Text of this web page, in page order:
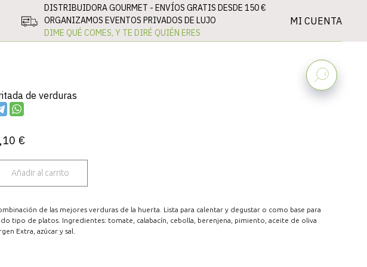
DISTRIBUIDORA GOURMET - ENVÍOS GRATIS DESDE 150 €
ORGANIZAMOS EVENTOS PRIVADOS DE LUJO
DIME QUÉ COMES, Y TE DIRÉ QUIÉN ERES
MI CUENTA
de verduras
€
Añadir al carrito
de las mejores verduras de la huerta. Lista para calentar y degustar o como base para
tipo de platos. Ingredientes: tomate, calabacín, cebolla, berenjena, pimiento, aceite de oliva
Extra, azúcar y sal.